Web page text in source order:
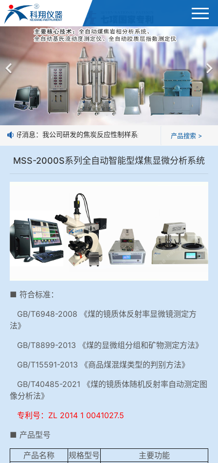
首页
综合赛事娱乐平台 ＞
焦炭高温性能检测系统
焦化行业检测及优化配煤设备
球团矿/烧结矿/块矿高温冶金性能检测系统
高炉配吹煤检测设备
冶金渣、保护渣等高温物性检测设备
冶金石灰活性度测定仪
矿石、焦炭物理检测及制样设备
公司简介
新闻中心
企业业绩
技术交流
视频观赏
综合赛事娱乐平台
好消息：我公司研发的焦炭反应性制样系统，全部制样过程机械化
产品搜索 >
MSS-2000S系列全自动智能型煤焦显微分析系统
■ 符合标准：
GB/T6948-2008 《煤的镜质体反射率显微镜测定方
法》
GB/T8899-2013 《煤的显微组分组和矿物测定方法》
GB/T15591-2013 《商品煤混煤类型的判别方法》
GB/T40485-2021 《煤的镜质体随机反射率自动测定图
像分析法》
专利号：ZL 2014 1 0041027.5
■ 产品型号
产品名称 规格型号 主要功能